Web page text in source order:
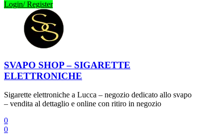
Login/ Register
SVAPO SHOP – SIGARETTE
ELETTRONICHE
Sigarette elettroniche a Lucca – negozio dedicato allo svapo
– vendita al dettaglio e online con ritiro in negozio
0
0